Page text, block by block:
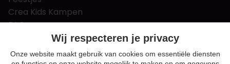
Crea Kids Kampen
FAQ
Tips & tricks
Contact
Wij respecteren je privacy
Onze website maakt gebruik van cookies om essentiële diensten